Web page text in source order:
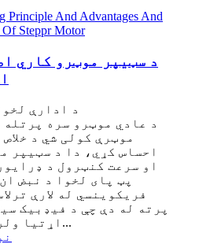
د سټیپر موټرو کاري
د ادارې لخوا په
د عادي موټرو سره پرتله
موټرې کولی شي د
احساس کړي، دا د سټیپر
او سرعت کنټرول د
پټ پای لخوا د نبض
فریکوینسي له لارې
پرته له دې چې د فیډبیک
اړتیا ولري.هغه څنګه...